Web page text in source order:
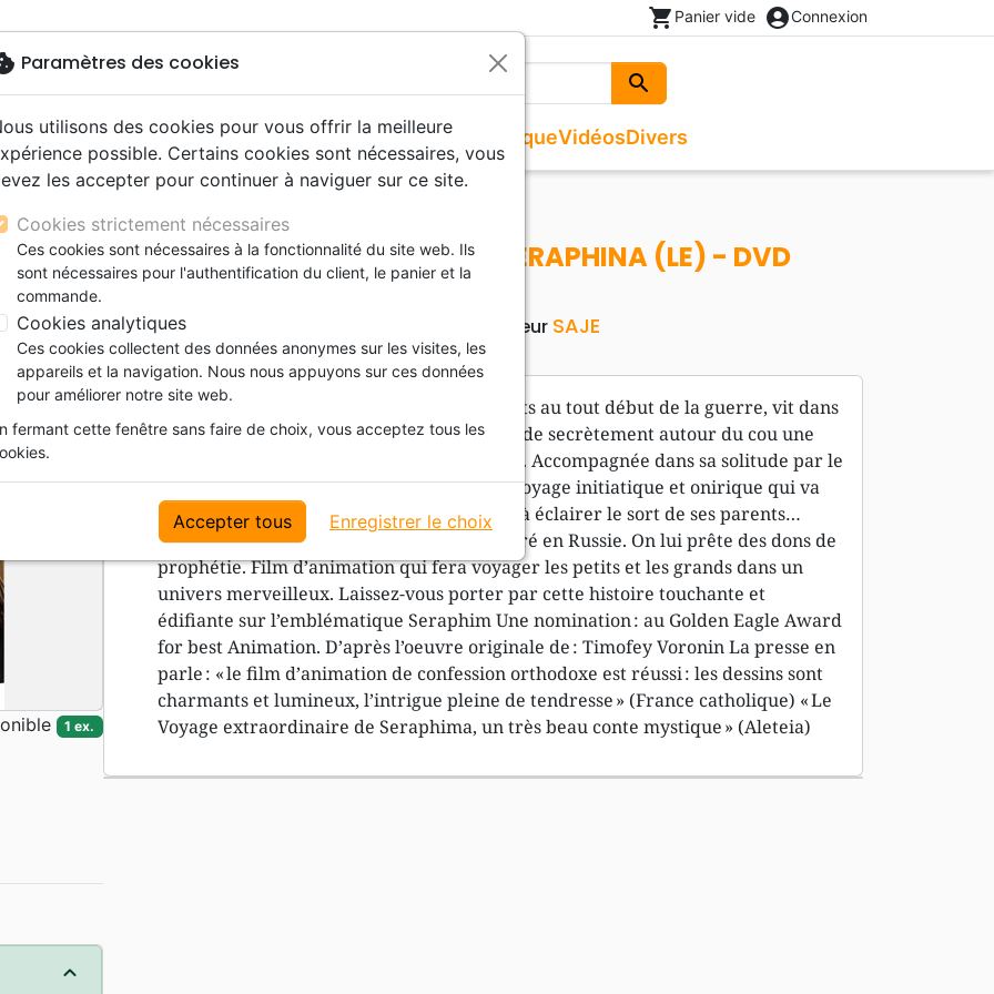
shopping_cart Panier vide account_circleConnexion
search
Rechercher
Nouveautés Bibles
gros caractères
d'étude
de mariage
Nouveaux Testaments
Evangiles et extraits
Bibles langues étrangères
Livres
Audio
Couple, famille, individu
Enfants
Formation
Livres autres langues
Livres cadeaux
Jeunesse
adultes
CD Jeunesse
Musique
CD Isräel
Noël, Musique de fête
CD Enfants
Vidéos
spectacles
conférences
Films, fiction
Histoires vraies, témoignages
Divers
Commerce équitable
Accessoires de Bible
EXTRAORDINAIRE DE SERAPHINA (LE) - DVD
VOYAGE EXTRAORDINAIRE DE SERAPHINA (LE) - DVD
Référence Editeur SAJE
Description Détails du produit
La jeune Séraphima, qui a perdu ses parents au tout début de la guerre, vit dans
un orphelinat en Union Soviétique. Elle garde secrètement autour du cou une
croix qui lui rappelle sa famille bien-aimée. Accompagnée dans sa solitude par le
grand Saint Séraphim, elle commence un voyage initiatique et onirique qui va
l’aider à percer le secret de l’orphelinat et à éclairer le sort de ses parents…
Seraphim de Sarov est le saint le plus vénéré en Russie. On lui prête des dons de
prophétie. Film d’animation qui fera voyager les petits et les grands dans un
univers merveilleux. Laissez-vous porter par cette histoire touchante et
édifiante sur l’emblématique Seraphim Une nomination : au Golden Eagle Award
for best Animation. D’après l’oeuvre originale de : Timofey Voronin La presse en
parle : « le film d’animation de confession orthodoxe est réussi : les dessins sont
charmants et lumineux, l’intrigue pleine de tendresse » (France catholique) « Le
Voyage extraordinaire de Seraphima, un très beau conte mystique » (Aleteia)
1 ex.
Paramètres des cookies
utilisons des cookies pour vous offrir la meilleure
possible. Certains cookies sont nécessaires, vous
les accepter pour continuer à naviguer sur ce site.
Cookies strictement nécessaires
Ces cookies sont nécessaires à la fonctionnalité du site web. Ils
sont nécessaires pour l'authentification du client, le panier et la
commande.
Cookies analytiques
Ces cookies collectent des données anonymes sur les visites, les
appareils et la navigation. Nous nous appuyons sur ces données
pour améliorer notre site web.
fermant cette fenêtre sans faire de choix, vous acceptez tous les
Accepter tous Enregistrer le choix